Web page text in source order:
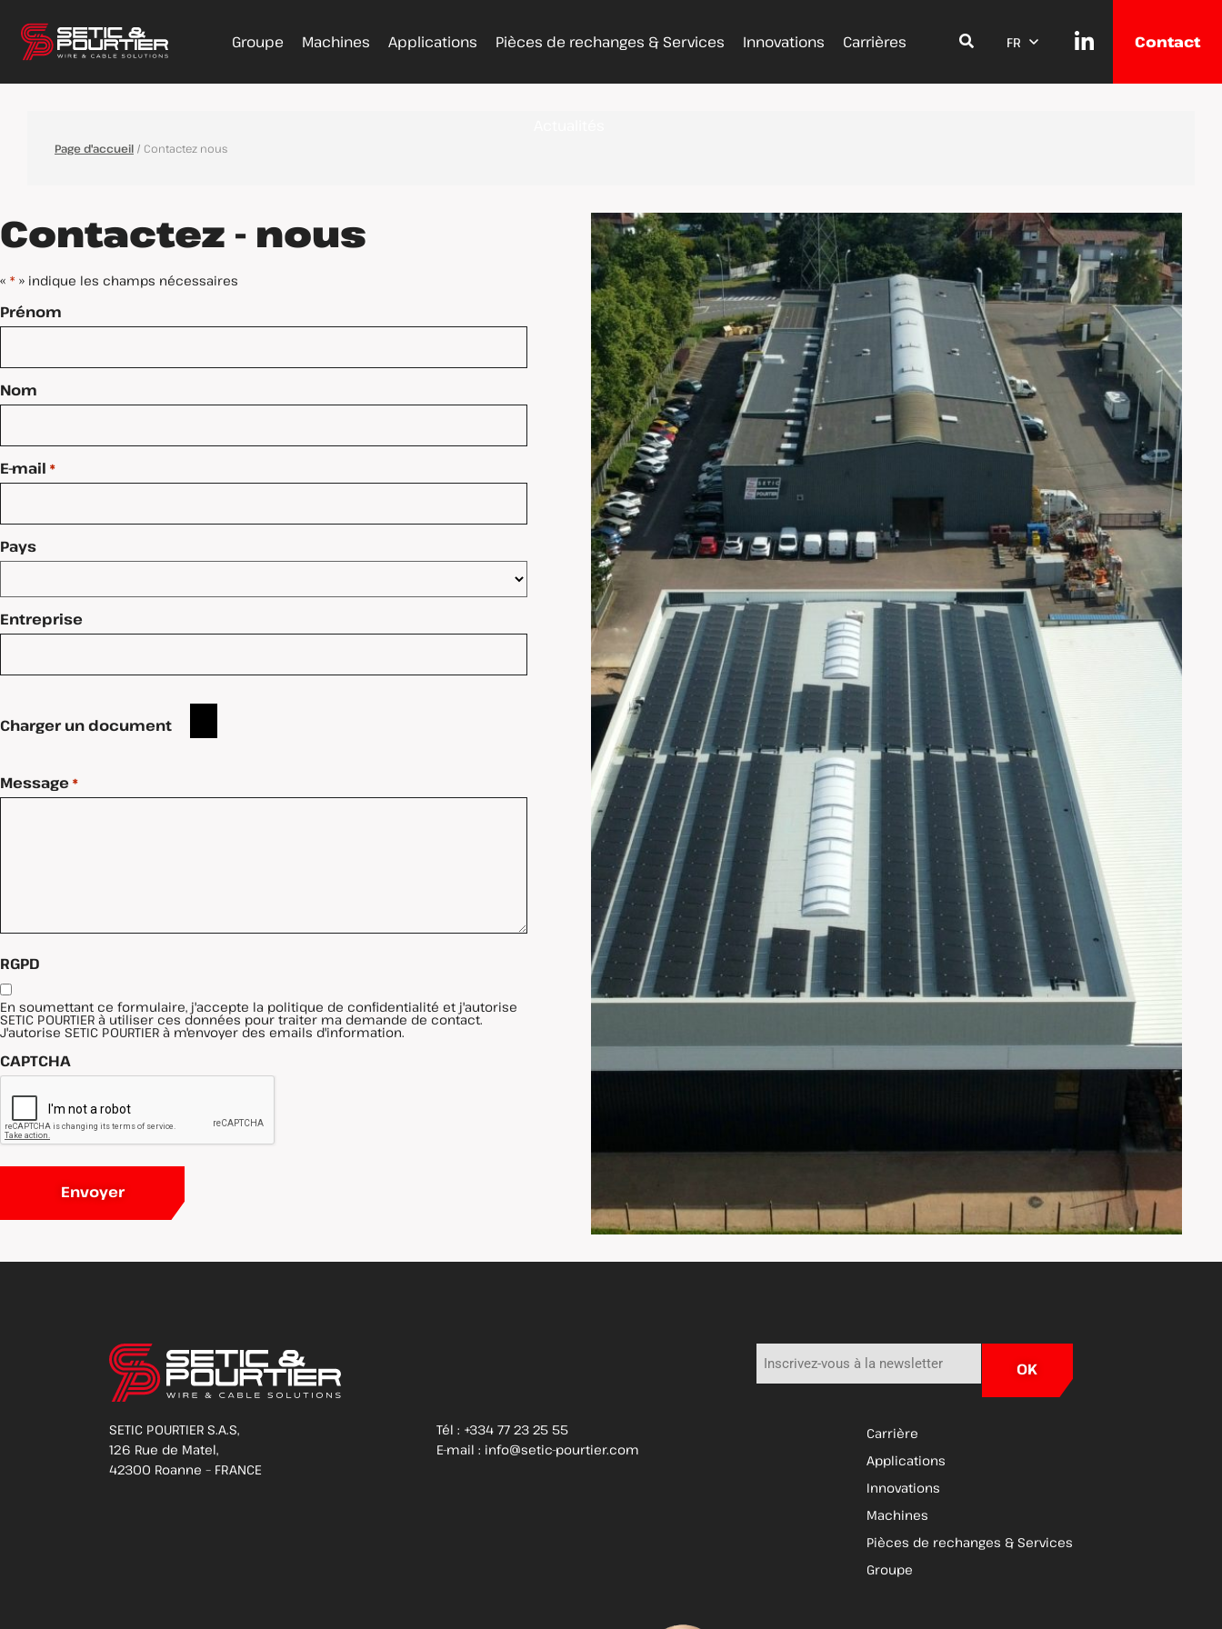
Groupe Machines Applications Pièces de rechanges & Services Innovations Carrières Contact
Page d'accueil / Contactez nous
Contactez - nous
« * » indique les champs nécessaires
Prénom
Nom
E-mail *
Pays
Entreprise
Charger un document
Message *
RGPD
En soumettant ce formulaire, j'accepte la politique de confidentialité et j'autorise
SETIC POURTIER à utiliser ces données pour traiter ma demande de contact.
J'autorise SETIC POURTIER à m'envoyer des emails d'information.
CAPTCHA
SETIC POURTIER S.A.S,
126 Rue de Matel,
42300 Roanne – FRANCE
Tél : +334 77 23 25 55
E-mail : info@setic-pourtier.com
Carrière
Applications
Innovations
Machines
Pièces de rechanges & Services
Groupe